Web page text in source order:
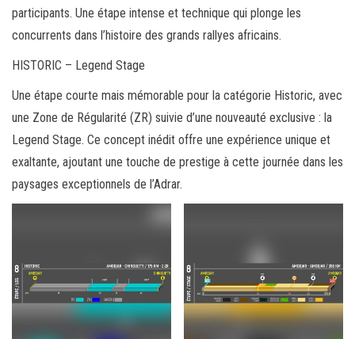
participants. Une étape intense et technique qui plonge les
concurrents dans l’histoire des grands rallyes africains.
HISTORIC – Legend Stage
Une étape courte mais mémorable pour la catégorie Historic, avec
une Zone de Régularité (ZR) suivie d’une nouveauté exclusive : la
Legend Stage. Ce concept inédit offre une expérience unique et
exaltante, ajoutant une touche de prestige à cette journée dans les
paysages exceptionnels de l’Adrar.